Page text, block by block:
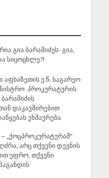
გია ბარამიძეს- გია,
სიცოცხლე?!
აფხაზეთის ე.წ. საგარეო
პროკურატურის
დაკავშირებით
ეხმაურება
– „ქოცპროკურატურამ“
არც თქვენი დევნის
უფრო, თქვენი